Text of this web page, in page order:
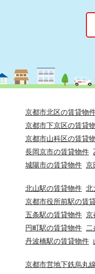
京都市北区の賃貸物
京都市下京区の賃貸
京都市山科区の賃貸
長岡京市の賃貸物件
城陽市の賃貸物件 京
北山駅の賃貸物件 北
京都市役所前駅の賃
五条駅の賃貸物件 京
円町駅の賃貸物件
丹波橋駅の賃貸物件
京都市営地下鉄烏丸